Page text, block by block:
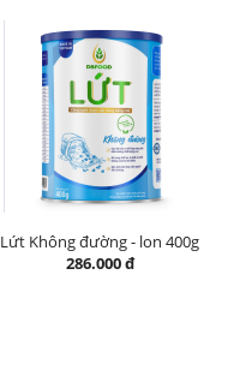
Lứt Không đường - lon 400g
286.000 đ